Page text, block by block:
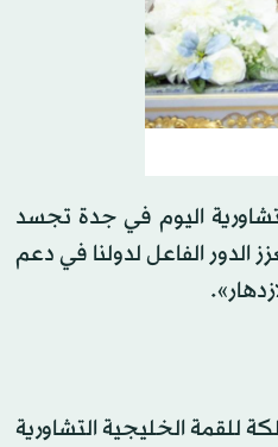
اليوم في جدة تجسد
الدور الفاعل لدولنا في دعم
للقمة الخليجية التشاورية